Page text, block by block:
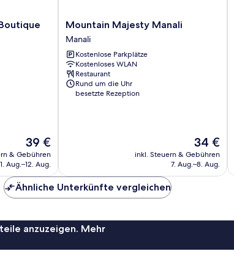
Der
Preis
beträgt
39 €
& Gebühren
Aug.–12. Aug.
Mountain
Majesty
Manali
Manali
Mountain Majesty Manali
Manali
Kostenlose Parkplätze
Kostenloses WLAN
Restaurant
Rund um die Uhr
besetzte Rezeption
Der
Preis
beträgt
34 €
inkl. Steuern & Gebühren
7. Aug.–8. Aug.
Ähnliche Unterkünfte vergleichen
anzuzeigen. Mehr